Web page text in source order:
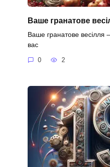
Ваше гранатове
Ваше гранатове весілля
вас
0 2